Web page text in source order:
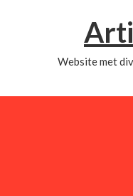
Website met